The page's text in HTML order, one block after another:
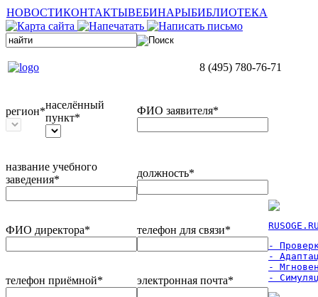
НОВОСТИКОНТАКТЫВЕБИНАРЫБИБЛИОТЕКА
8 (495) 780-76-71
регион*
населённый
пункт*
ФИО заявителя*
название учебного
заведения*
должность*
ФИО директора* телефон для связи*
телефон приёмной* электронная почта*
-
-
-
-